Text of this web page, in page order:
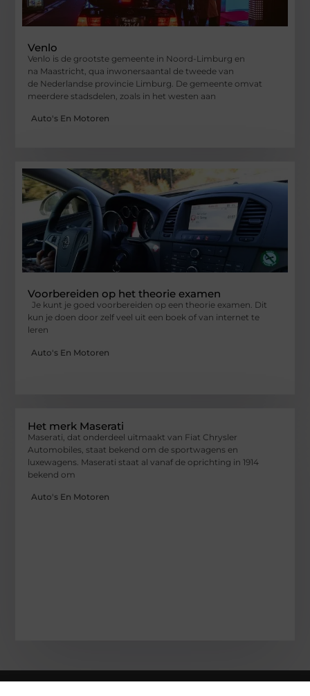
Venlo
Venlo is de grootste gemeente in Noord-Limburg en
na Maastricht, qua inwonersaantal de tweede van
de Nederlandse provincie Limburg. De gemeente omvat
meerdere stadsdelen, zoals in het westen aan
Auto's En Motoren
Voorbereiden op het theorie examen
Je kunt je goed voorbereiden op een theorie examen. Dit
kun je doen door zelf veel uit een boek of van internet te
leren
Auto's En Motoren
Het merk Maserati
Maserati, dat onderdeel uitmaakt van Fiat Chrysler
Automobiles, staat bekend om de sportwagens en
luxewagens. Maserati staat al vanaf de oprichting in 1914
bekend om
Auto's En Motoren